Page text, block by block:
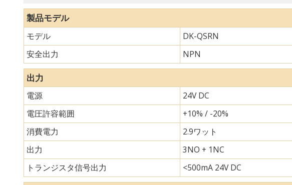
製品モデル
モデル DK-QSRN
安全出力
NPN
出力
電源
24V DC
電圧許容範囲
+10% / -20%
消費電力
2.9ワット
出力
3NO + 1NC
トランジスタ信号出力
<500mA 24V DC